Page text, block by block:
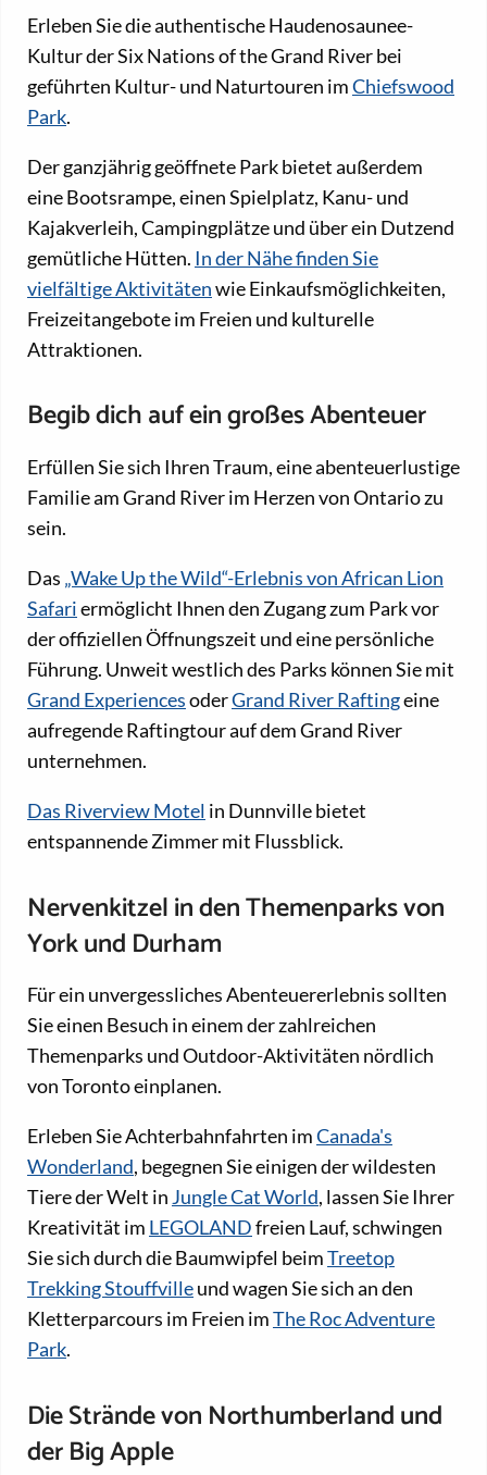
Erleben Sie die authentische Haudenosaunee-
Kultur der Six Nations of the Grand River bei
geführten Kultur- und Naturtouren imChiefswood
Park.
Der ganzjährig geöffnete Park bietet außerdem
eine Bootsrampe, einen Spielplatz, Kanu- und
Kajakverleih, Campingplätze und über ein Dutzend
gemütliche Hütten. In der Nähe finden Sie
vielfältige Aktivitätenwie Einkaufsmöglichkeiten,
Freizeitangebote im Freien und kulturelle
Attraktionen.
Begib dich auf ein großes Abenteuer
Erfüllen Sie sich Ihren Traum, eine abenteuerlustige
Familie am Grand River im Herzen von Ontario zu
sein.
Das „Wake Up the Wild“-Erlebnis von African Lion
Safariermöglicht Ihnen den Zugang zum Park vor
der offiziellen Öffnungszeit und eine persönliche
Führung. Unweit westlich des Parks können Sie mit
Grand ExperiencesoderGrand River Raftingeine
aufregende Raftingtour auf dem Grand River
unternehmen.
Das Riverview Motel in Dunnville bietet
entspannende Zimmer mit Flussblick.
Nervenkitzel in den Themenparks von
York und Durham
Für ein unvergessliches Abenteuererlebnis sollten
Sie einen Besuch in einem der zahlreichen
Themenparks und Outdoor-Aktivitäten nördlich
von Toronto einplanen.
Erleben Sie Achterbahnfahrten imCanada's
Wonderland, begegnen Sie einigen der wildesten
Tiere der Welt in Jungle Cat World, lassen Sie Ihrer
Kreativität im LEGOLANDfreien Lauf, schwingen
Sie sich durch die Baumwipfel beimTreetop
Trekking Stouffvilleund wagen Sie sich an den
Kletterparcours im Freien imThe Roc Adventure
Park.
Die Strände von Northumberland und
der Big Apple